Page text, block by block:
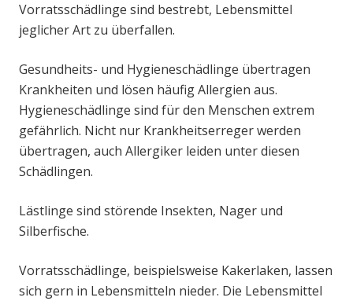
Vorratsschädlinge sind bestrebt, Lebensmittel
jeglicher Art zu überfallen.
Gesundheits- und Hygieneschädlinge übertragen
Krankheiten und lösen häufig Allergien aus.
Hygieneschädlinge sind für den Menschen extrem
gefährlich. Nicht nur Krankheitserreger werden
übertragen, auch Allergiker leiden unter diesen
Schädlingen.
Lästlinge sind störende Insekten, Nager und
Silberfische.
Vorratsschädlinge, beispielsweise Kakerlaken, lassen
sich gern in Lebensmitteln nieder. Die Lebensmittel